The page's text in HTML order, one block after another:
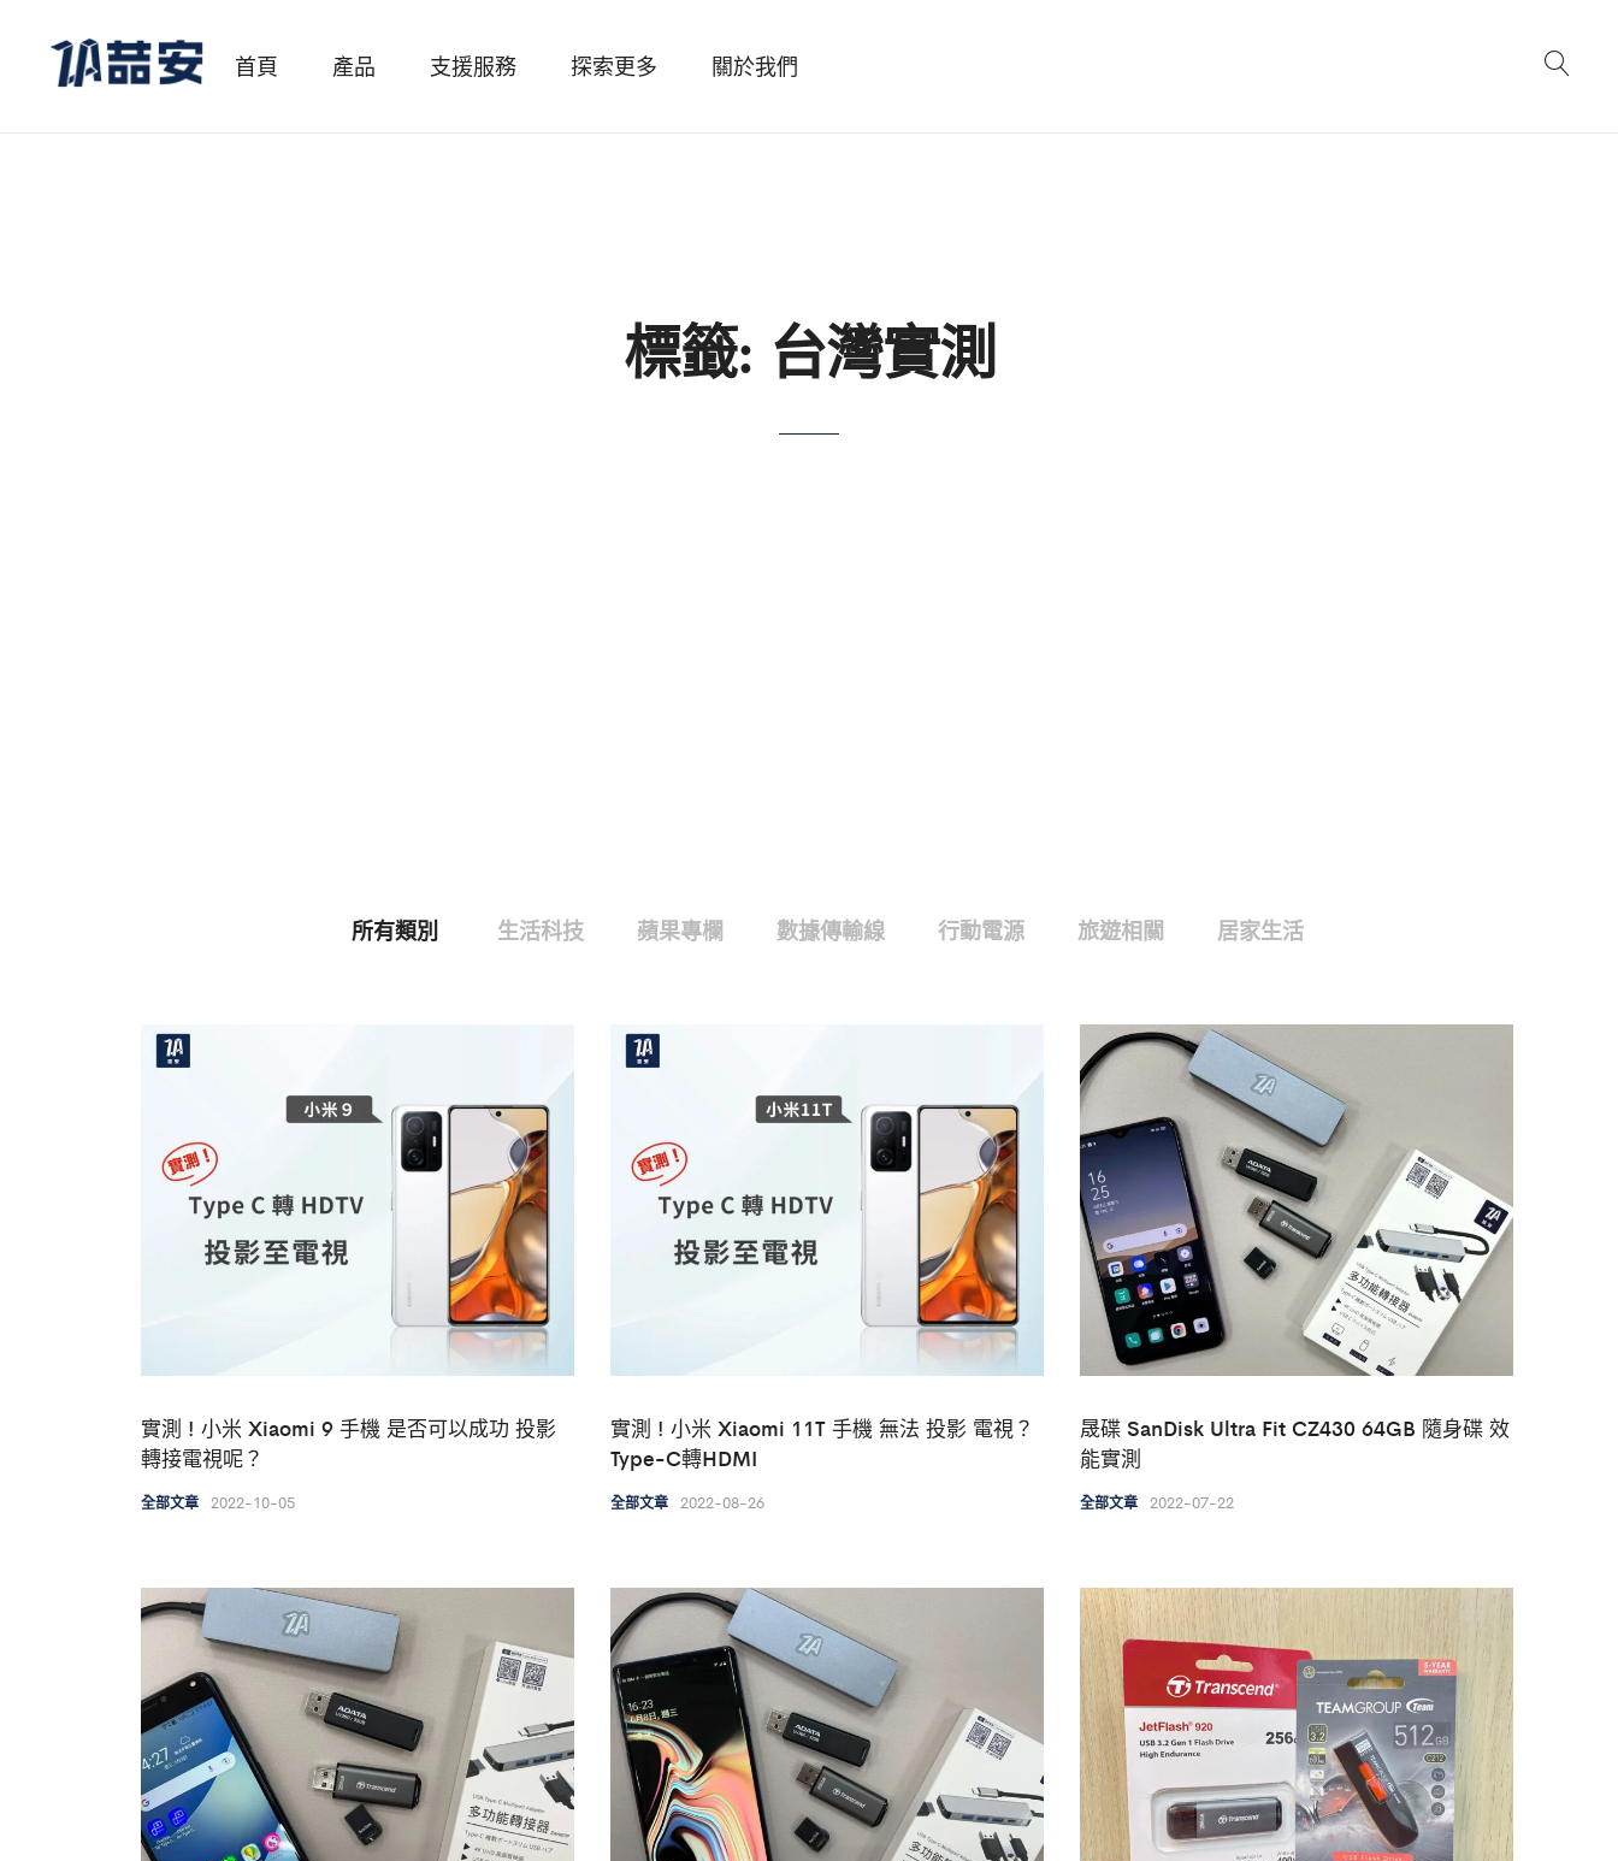
首頁 產品 支援服務 探索更多 關於我們
標籤: 台灣實測
所有類別 生活科技 蘋果專欄 數據傳輸線 行動電源 旅遊相關 居家生活
實測 ! 小米 Xiaomi 9 手機 是否可以成功 投影
轉接電視呢？
全部文章 2022-10-05
實測 ! 小米 Xiaomi 11T 手機 無法 投影 電視？
Type-C轉HDMI
全部文章 2022-08-26
晟碟 SanDisk Ultra Fit CZ430 64GB 隨身碟 效
能實測
全部文章 2022-07-22